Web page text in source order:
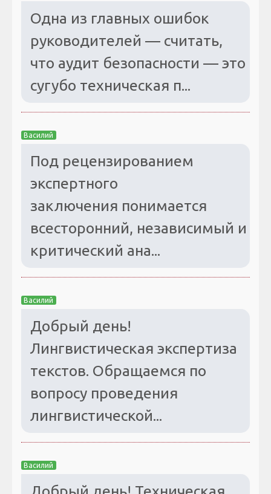
Одна из главных ошибок
руководителей — считать,
что аудит безопасности — это
сугубо техническая п...
Василий
Под рецензированием
экспертного
заключения понимается
всесторонний, независимый и
критический ана...
Василий
Добрый день!
Лингвистическая экспертиза
текстов. Обращаемся по
вопросу проведения
лингвистической...
Василий